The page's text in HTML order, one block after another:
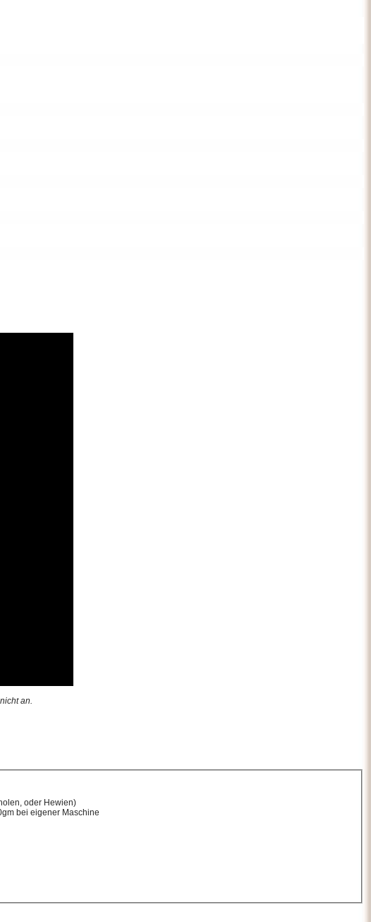
an.
oder Hewien)
bei eigener Maschine